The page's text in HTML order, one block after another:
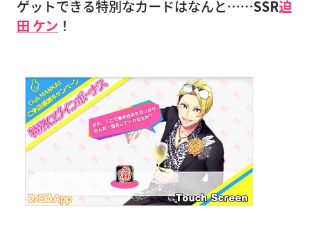
ゲットできる特別なカードはなんと……SSR迫
田 ケン ！